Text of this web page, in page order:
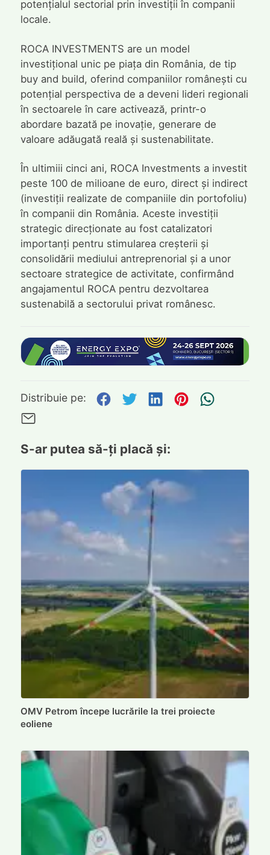
potențialul sectorial prin investiții în companii
locale.
ROCA INVESTMENTS are un model
investițional unic pe piața din România, de tip
buy and build, oferind companiilor românești cu
potențial perspectiva de a deveni lideri regionali
în sectoarele în care activează, printr-o
abordare bazată pe inovație, generare de
valoare adăugată reală și sustenabilitate.
În ultimiii cinci ani, ROCA Investments a investit
peste 100 de milioane de euro, direct și indirect
(investiții realizate de companiile din portofoliu)
în companii din România. Aceste investiții
strategic direcționate au fost catalizatori
importanți pentru stimularea creșterii și
consolidării mediului antreprenorial și a unor
sectoare strategice de activitate, confirmând
angajamentul ROCA pentru dezvoltarea
sustenabilă a sectorului privat românesc.
Distribuie pe: Distribuie pe Facebook
Distribuie pe
Distribuie pe
Distribuie
S-ar putea să-ți placă și:
OMV Petrom începe lucrările la trei proiecte
eoliene